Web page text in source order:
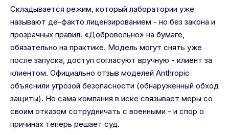
Складывается режим, который лаборатории уже
называют де-факто лицензированием - но без закона и
прозрачных правил. «Добровольно» на бумаге,
обязательно на практике. Модель могут снять уже
после запуска, доступ согласуют вручную - клиент за
клиентом. Официально отзыв моделей Anthropic
объяснили угрозой безопасности (обнаруженный обход
защиты). Но сама компания в иске связывает меры со
своим отказом сотрудничать с военными - и спор о
причинах теперь решает суд.